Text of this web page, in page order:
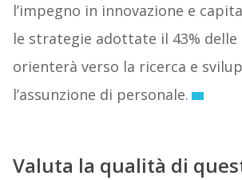
l’impegno in innovazione e
le strategie adottate il 43% delle
orienterà verso la ricerca e
l’assunzione di personale.
Valuta la qualità di